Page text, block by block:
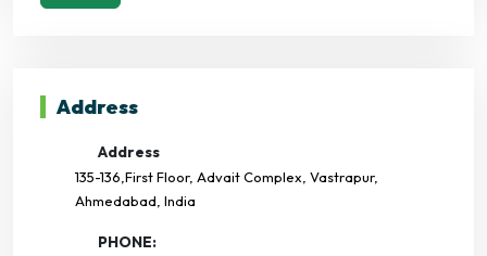
Address
Address
135-136,First Floor, Advait Complex, Vastrapur,
Ahmedabad, India
PHONE: